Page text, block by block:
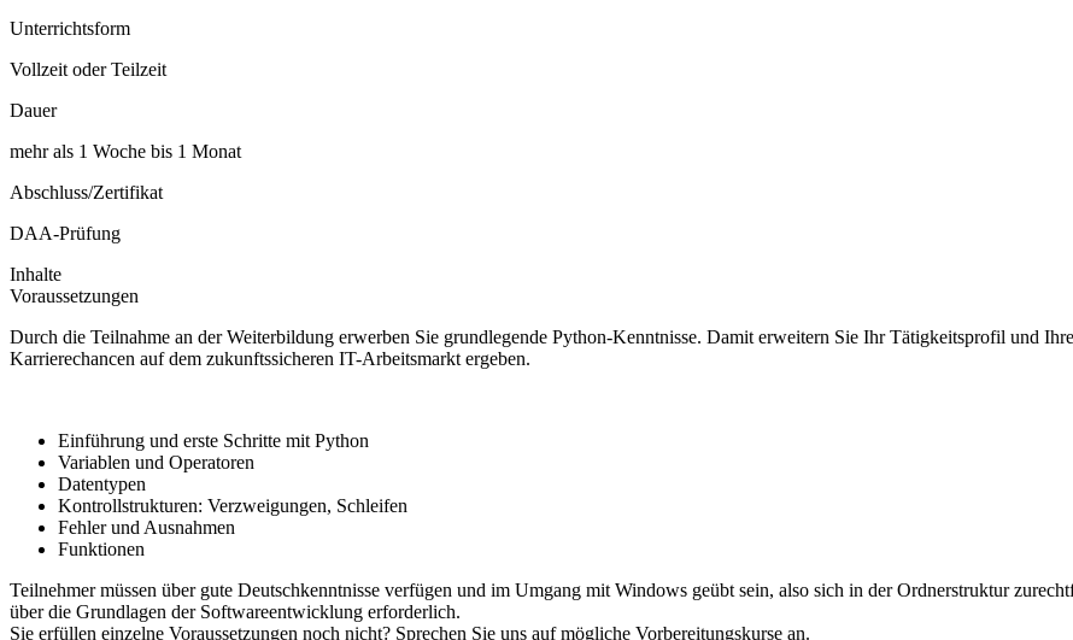
Unterrichtsform
Vollzeit oder Teilzeit
Dauer
mehr als 1 Woche bis 1 Monat
Abschluss/Zertifikat
DAA-Prüfung
Inhalte
Voraussetzungen
Durch die Teilnahme an der Weiterbildung erwerben Sie grundlegende Python-Kenntnisse. Damit erweitern Sie Ihr Tätigkeitsprofil und
Karrierechancen auf dem zukunftssicheren IT-Arbeitsmarkt ergeben.
Einführung und erste Schritte mit Python
Variablen und Operatoren
Datentypen
Kontrollstrukturen: Verzweigungen, Schleifen
Fehler und Ausnahmen
Funktionen
Teilnehmer müssen über gute Deutschkenntnisse verfügen und im Umgang mit Windows geübt sein, also sich in der Ordnerstruktur
über die Grundlagen der Softwareentwicklung erforderlich.
Sie erfüllen einzelne Voraussetzungen noch nicht? Sprechen Sie uns auf mögliche Vorbereitungskurse an.